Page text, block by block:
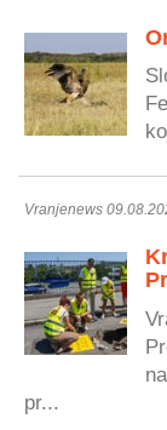
Vranjenews
pr...